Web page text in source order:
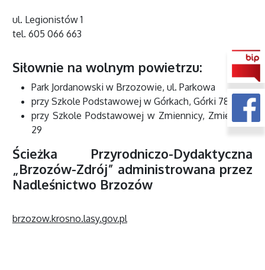
ul. Legionistów 1
tel. 605 066 663
Siłownie na wolnym powietrzu:
Park Jordanowski w Brzozowie, ul. Parkowa
przy Szkole Podstawowej w Górkach, Górki 78
przy Szkole Podstawowej w Zmiennicy, Zmiennica
29
Ścieżka Przyrodniczo-Dydaktyczna
„Brzozów-Zdrój” administrowana przez
Nadleśnictwo Brzozów
brzozow.krosno.lasy.gov.pl